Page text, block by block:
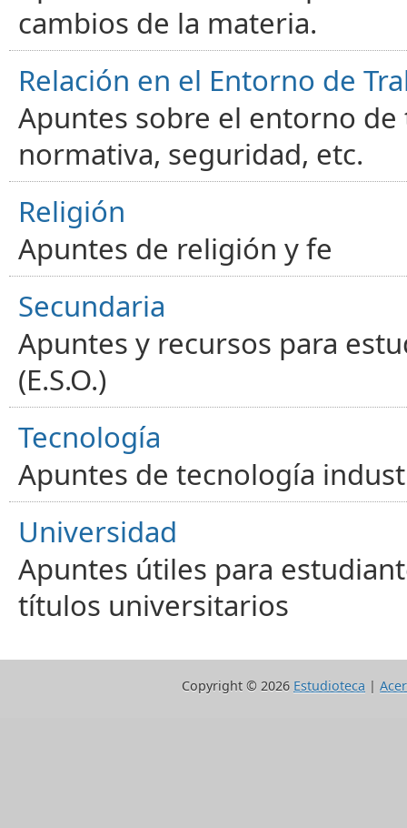
cambios de la materia.
Relación en el Entorno de
Apuntes sobre el entorno
normativa, seguridad, etc.
Religión
Apuntes de religión y fe
Secundaria
Apuntes y recursos para
(E.S.O.)
Tecnología
Apuntes de tecnología
Universidad
Apuntes útiles para
títulos universitarios
Copyright © 2026 Estudioteca |